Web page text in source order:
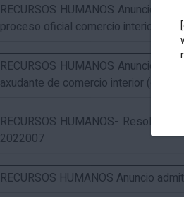
RECURSOS HUMANOS Anuncio
proceso oficial comercio interior
RECURSOS HUMANOS Anuncio
axudante de comercio interior
RECURSOS HUMANOS-
2022007
RECURSOS HUMANOS Anuncio